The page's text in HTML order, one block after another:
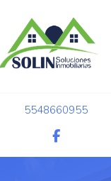
5548660955